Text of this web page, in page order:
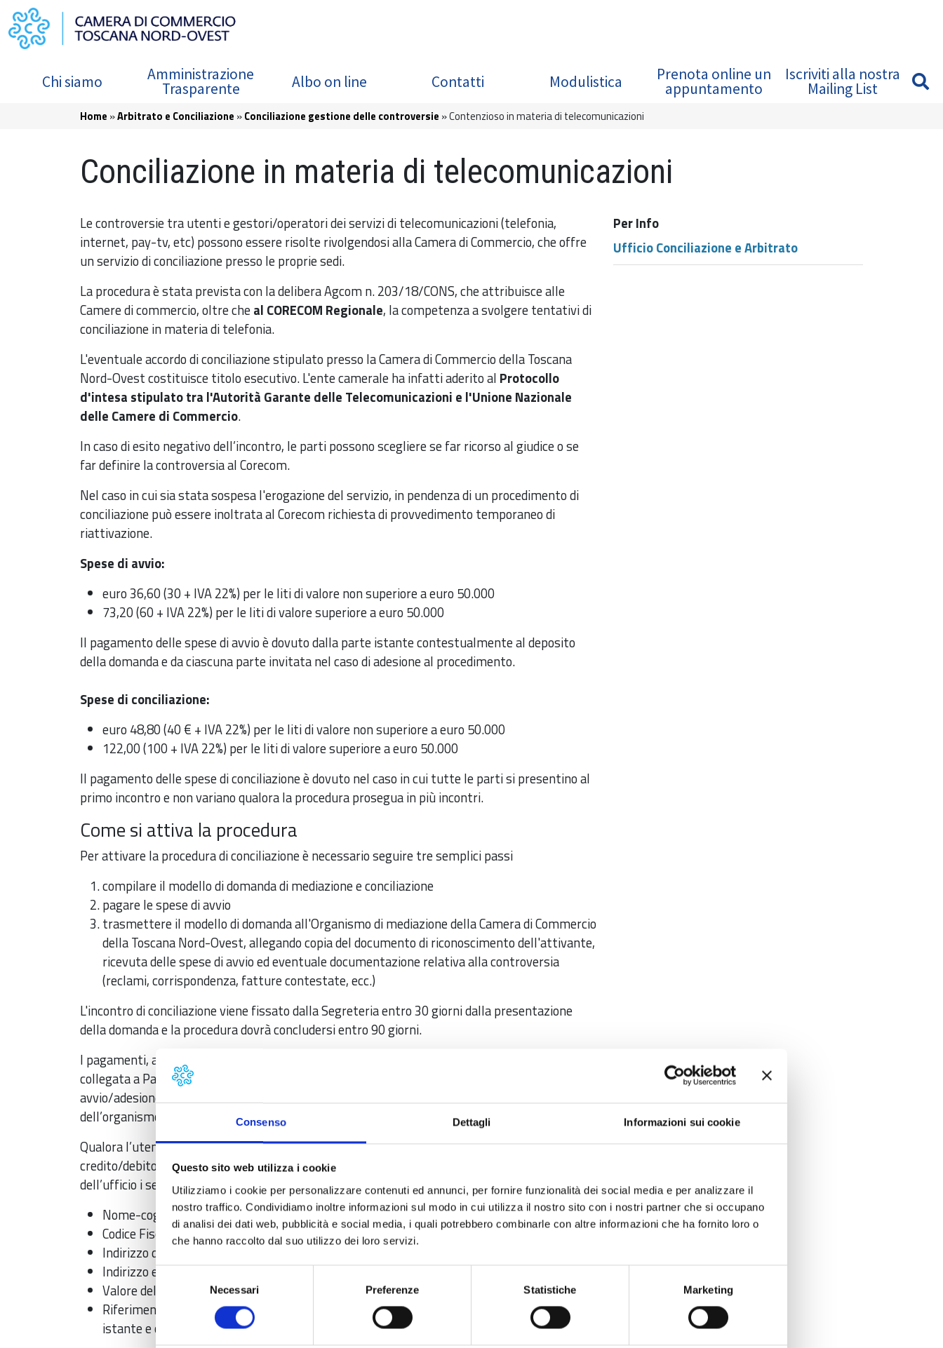
Consenso Dettagli Informazioni sui cookie
Questo sito web utilizza i cookie
Utilizziamo i cookie per personalizzare contenuti ed annunci, per fornire funzionalità dei social media e per analizzare il
nostro traffico. Condividiamo inoltre informazioni sul modo in cui utilizza il nostro sito con i nostri partner che si occupano
di analisi dei dati web, pubblicità e social media, i quali potrebbero combinarle con altre informazioni che ha fornito loro o
che hanno raccolto dal suo utilizzo dei loro servizi.
Selezione
consenso
Necessari Preferenze Statistiche Marketing
Salta al contenuto principale
Navigazione principale
Chi siamo Amministrazione
Trasparente Albo on line Contatti Modulistica Prenota online un
appuntamento
Iscriviti alla nostra
Mailing List
Briciole di pane
Home Arbitrato e Conciliazione Conciliazione gestione delle controversie Contenzioso in materia di telecomunicazioni
Conciliazione in materia di telecomunicazioni
Le controversie tra utenti e gestori/operatori dei servizi di telecomunicazioni (telefonia,
internet, pay-tv, etc) possono essere risolte rivolgendosi alla Camera di Commercio, che offre
un servizio di conciliazione presso le proprie sedi.
La procedura è stata prevista con la delibera Agcom n. 203/18/CONS, che attribuisce alle
Camere di commercio, oltre cheal CORECOM Regionale, la competenza a svolgere tentativi di
conciliazione in materia di telefonia.
L'eventuale accordo di conciliazione stipulato presso la Camera di Commercio della Toscana
Nord-Ovest costituisce titolo esecutivo. L'ente camerale ha infatti aderito al Protocollo
d'intesa stipulato tra l'Autorità Garante delle Telecomunicazioni e l'Unione Nazionale
delle Camere di Commercio.
In caso di esito negativo dell’incontro, le parti possono scegliere se far ricorso al giudice o se
far definire la controversia al Corecom.
Nel caso in cui sia stata sospesa l'erogazione del servizio, in pendenza di un procedimento di
conciliazione può essere inoltrata al Corecom richiesta di provvedimento temporaneo di
riattivazione.
Spese di avvio:
euro 36,60 (30 + IVA 22%) per le liti di valore non superiore a euro 50.000
73,20 (60 + IVA 22%) per le liti di valore superiore a euro 50.000
Il pagamento delle spese di avvio è dovuto dalla parte istante contestualmente al deposito
della domanda e da ciascuna parte invitata nel caso di adesione al procedimento.
Spese di conciliazione:
euro 48,80 (40 € + IVA 22%) per le liti di valore non superiore a euro 50.000
122,00 (100 + IVA 22%) per le liti di valore superiore a euro 50.000
Il pagamento delle spese di conciliazione è dovuto nel caso in cui tutte le parti si presentino al
primo incontro e non variano qualora la procedura prosegua in più incontri.
Come si attiva la procedura
Per attivare la procedura di conciliazione è necessario seguire tre semplici passi
compilare il modello di domanda di mediazione e conciliazione
pagare le spese di avvio
trasmettere il modello di domanda all'Organismo di mediazione della Camera di Commercio
della Toscana Nord-Ovest, allegando copia del documento di riconoscimento dell'attivante,
ricevuta delle spese di avvio ed eventuale documentazione relativa alla controversia
(reclami, corrispondenza, fatture contestate, ecc.)
L'incontro di conciliazione viene fissato dalla Segreteria entro 30 giorni dalla presentazione
della domanda e la procedura dovrà concludersi entro 90 giorni.
I pagamenti, anche in questo caso, devono avvenire esclusivamente attraverso la piattaforma
collegata a PagoPA denominata SIPA, inserendo nella causale "Servizio di conciliazione
avvio/adesione conciliazione oppure spese di conciliazione + Nominativo dell'istante + sede
dell’organismo".
Qualora l’utente fosse in difficoltà con il pagamento online in quanto privo di carta di
credito/debito o degli altri mezzi di pagamento ivi previsti, può comunicare al personale
dell’ufficio i seguenti dati:
Nome-cognome o denominazione dell’impresa
Codice Fiscale o Partita Iva
Indirizzo della residenza o sede legale
Indirizzo e-mail al quale si desidera ricevere l’avviso di pagamento
Valore della controversia
Riferimento al numero della mediazione (se non ancora presentata, indicare la parte
istante e chiamata).
Per Info
Ufficio Conciliazione e Arbitrato